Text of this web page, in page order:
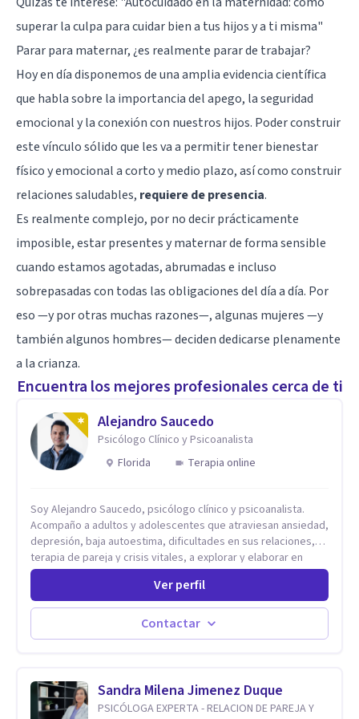
superar la culpa para cuidar bien a tus hijos y a ti misma"
Parar para maternar, ¿es realmente parar de trabajar?
Hoy en día disponemos de una amplia evidencia científica
que habla sobre la importancia del apego, la seguridad
emocional y la conexión con nuestros hijos. Poder construir
este vínculo sólido que les va a permitir tener bienestar
físico y emocional a corto y medio plazo, así como construir
relaciones saludables, requiere de presencia.
Es realmente complejo, por no decir prácticamente
imposible, estar presentes y maternar de forma sensible
cuando estamos agotadas, abrumadas e incluso
sobrepasadas con todas las obligaciones del día a día. Por
eso —y por otras muchas razones—, algunas mujeres —y
también algunos hombres— deciden dedicarse plenamente
a la crianza.
Encuentra los mejores profesionales cerca de ti
Alejandro Saucedo
Psicólogo Clínico y Psicoanalista
Florida
Terapia online
Soy Alejandro Saucedo, psicólogo clínico y psicoanalista.
Acompaño a adultos y adolescentes que atraviesan ansiedad,
depresión, baja autoestima, dificultades en sus relaciones,
terapia de pareja y crisis vitales, a explorar y elaborar en
profundidad los conflictos internos que generan malestar en
autoconocimiento y análisis, es posible acceder a las
historias personales, elaborar las experiencias del pasado y
resignificarlas, liberando su influencia para construir un futuro
esta conversación abierta y del trabajo analítico conjunto, se
exploran las vivencias que aún condicionan el presente, se les
Ver perfil
Contactar
Sandra Milena Jimenez Duque
PSICÓLOGA EXPERTA - RELACION DE PAREJA Y